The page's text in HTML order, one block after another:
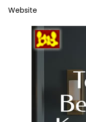
Website